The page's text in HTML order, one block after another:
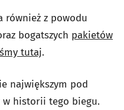
również z powodu
bogatszych pakietów
tutaj.
największym pod
w historii tego biegu.